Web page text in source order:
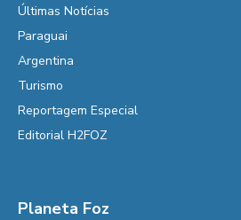
Últimas Notícias
Paraguai
Argentina
Turismo
Reportagem Especial
Editorial H2FOZ
Planeta Foz